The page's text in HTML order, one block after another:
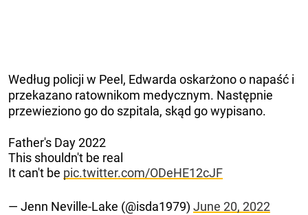
Według policji w Peel, Edwarda oskarżono o napaść i
przekazano ratownikom medycznym. Następnie
przewieziono go do szpitala, skąd go wypisano.
Father's Day 2022
This shouldn't be real
It can't be pic.twitter.com/ODeHE12cJF
— Jenn Neville-Lake (@isda1979) June 20, 2022